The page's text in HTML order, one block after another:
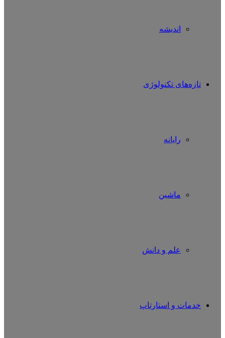
اندیشه
تازه‌های تکنولوژی
رایانه
ماشین
علم و دانش
خدمات و استارتاپ